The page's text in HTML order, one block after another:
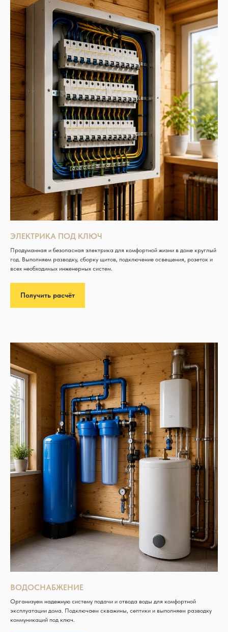
ЭЛЕКТРИКА ПОД КЛЮЧ
Продуманная и безопасная электрика для комфортной жизни в доме круглый
год. Выполняем разводку, сборку щитов, подключение освещения, розеток и
всех необходимых инженерных систем.
Получить расчёт
ВОДОСНАБЖЕНИЕ
Организуем надежную систему подачи и отвода воды для комфортной
эксплуатации дома. Подключаем скважины, септики и выполняем разводку
коммуникаций под ключ.